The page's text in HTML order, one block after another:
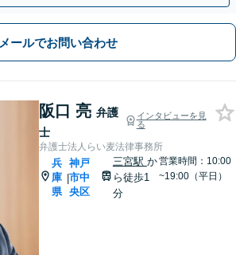
メールでお問い合わせ
阪口 亮 弁護
士
インタビューを見
る
弁護士法人らい麦法律事務所
兵
庫
県
|
神戸
市中
央区
三宮駅 か
ら徒歩1
分
営業時間：10:00
~19:00（平日）